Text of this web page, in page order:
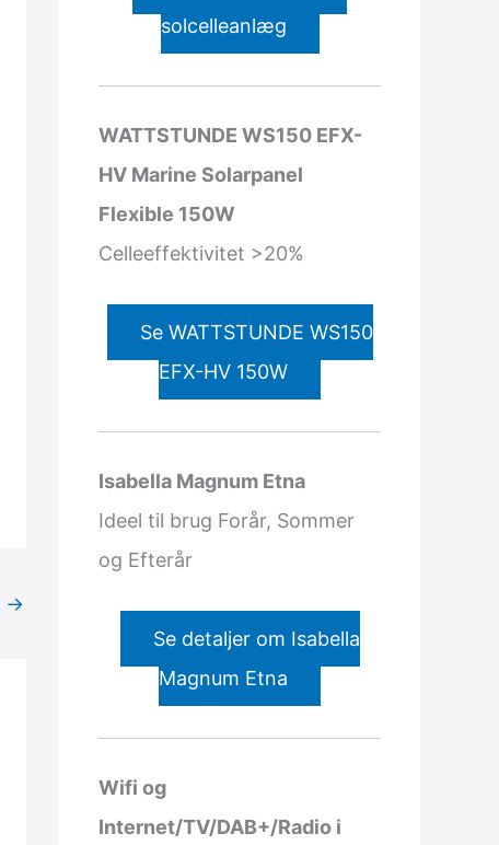
→
solcelleanlæg
WATTSTUNDE WS150 EFX-
HV Marine Solarpanel
Flexible 150W
Celleeffektivitet >20%
Se WATTSTUNDE WS150
EFX-HV 150W
Isabella Magnum Etna
Ideel til brug Forår, Sommer
og Efterår
Se detaljer om Isabella
Magnum Etna
Wifi og
Internet/TV/DAB+/Radio i